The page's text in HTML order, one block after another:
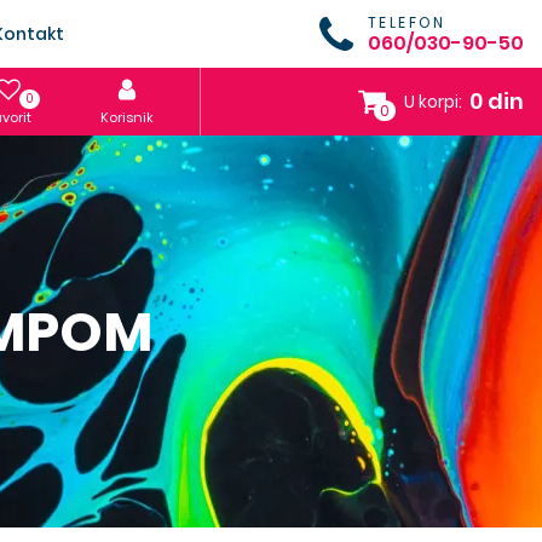
TELEFON
060/030-90-50
0
Korisnik 0 U korpi: 0 din